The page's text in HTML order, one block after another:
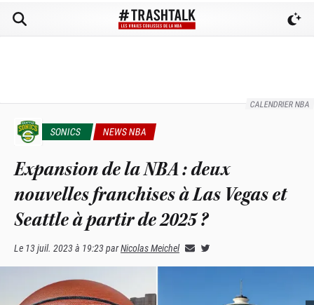
CALENDRIER NBA
SONICS NEWS NBA
Expansion de la NBA : deux
nouvelles franchises à Las Vegas et
Seattle à partir de 2025 ?
Le 13 juil. 2023 à 19:23parNicolas Meichel